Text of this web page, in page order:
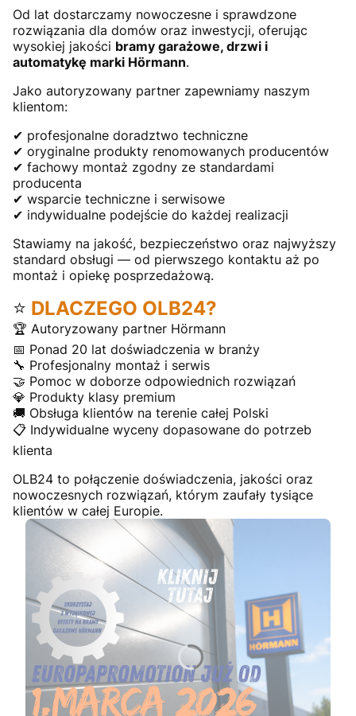
Od lat dostarczamy nowoczesne i sprawdzone
rozwiązania dla domów oraz inwestycji, oferując
wysokiej jakości bramy garażowe, drzwi i
automatykę marki Hörmann.
Jako autoryzowany partner zapewniamy naszym
klientom:
✔ profesjonalne doradztwo techniczne
✔ oryginalne produkty renomowanych producentów
✔ fachowy montaż zgodny ze standardami
producenta
✔ wsparcie techniczne i serwisowe
✔ indywidualne podejście do każdej realizacji
Stawiamy na jakość, bezpieczeństwo oraz najwyższy
standard obsługi — od pierwszego kontaktu aż po
montaż i opiekę posprzedażową.
⭐ DLACZEGO OLB24?
🏆 Autoryzowany partner Hörmann
📅 Ponad 20 lat doświadczenia w branży
🔧 Profesjonalny montaż i serwis
🤝 Pomoc w doborze odpowiednich rozwiązań
💎 Produkty klasy premium
🚚 Obsługa klientów na terenie całej Polski
📋 Indywidualne wyceny dopasowane do potrzeb
klienta
OLB24 to połączenie doświadczenia, jakości oraz
nowoczesnych rozwiązań, którym zaufały tysiące
klientów w całej Europie.